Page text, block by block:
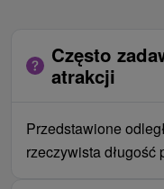
Często
atrakcji
Przedstawione
rzeczywista długość